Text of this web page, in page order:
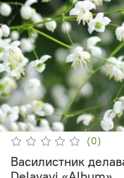
(0)
Василистник